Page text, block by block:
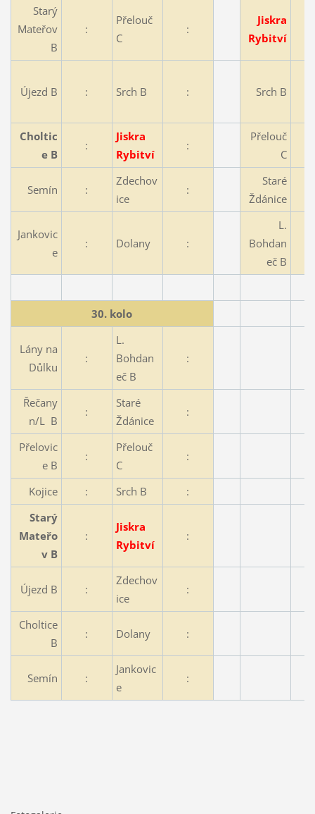
Starý
Mateřov
B
:
Přelouč
C
:
Jiskra
Rybitví
Újezd B : Srch B : Srch B
Choltic
e B
:
Jiskra
Rybitví
:
Přelouč
C
Semín :
Zdechov
ice
:
Staré
Ždánice
Jankovic
e
: Dolany :
L.
Bohdan
eč B
30. kolo
Lány na
Důlku
:
L.
Bohdan
eč B
:
Řečany
n/L B
:
Staré
Ždánice
:
Přelovic
e B
:
Přelouč
C
:
Kojice : Srch B
:
Starý
Mateřo
v B
:
Jiskra
Rybitví
:
Újezd B :
Zdechov
ice
:
Choltice
B
: Dolany :
Semín :
Jankovic
e
: